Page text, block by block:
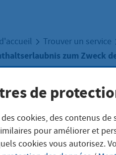
Trouver un service
zum Zweck
der
de
cookies, des contenus de
pour améliorer et
cookies vous autorisez.